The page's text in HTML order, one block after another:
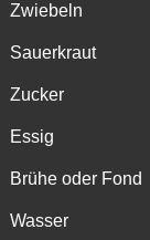
Zwiebeln
Sauerkraut
Zucker
Essig
Brühe oder Fond
Wasser